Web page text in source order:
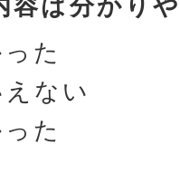
た
ない
た